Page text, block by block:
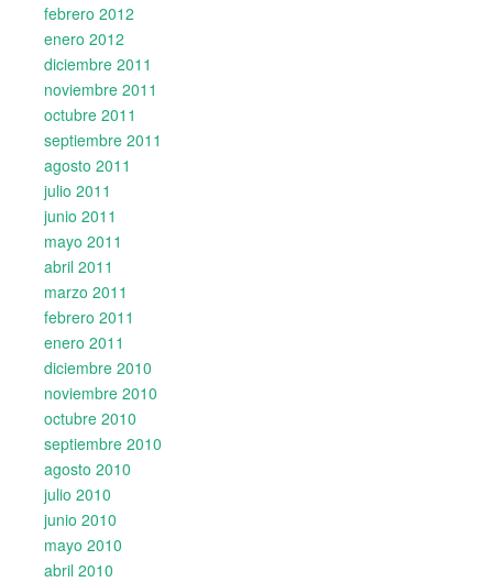
febrero 2012
enero 2012
diciembre 2011
noviembre 2011
octubre 2011
septiembre 2011
agosto 2011
julio 2011
junio 2011
mayo 2011
abril 2011
marzo 2011
febrero 2011
enero 2011
diciembre 2010
noviembre 2010
octubre 2010
septiembre 2010
agosto 2010
julio 2010
junio 2010
mayo 2010
abril 2010